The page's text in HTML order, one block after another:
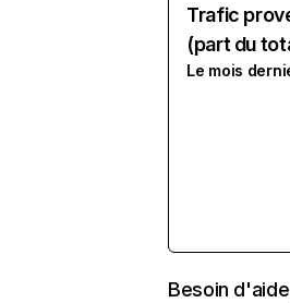
Trafic
(part du
Le mois
Besoin